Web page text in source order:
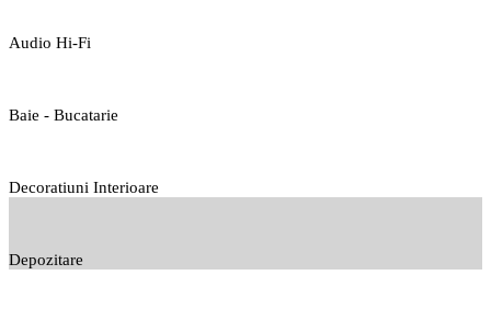
Audio Hi-Fi
Baie - Bucatarie
Decoratiuni Interioare
Depozitare